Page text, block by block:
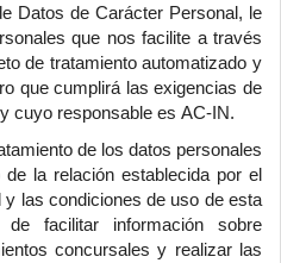
Datos de Carácter Personal, le
que nos facilite a través
de tratamiento automatizado y
que cumplirá las exigencias de
cuyo responsable es AC-IN.
de los datos personales
la relación establecida por el
las condiciones de uso de esta
facilitar información sobre
concursales y realizar las